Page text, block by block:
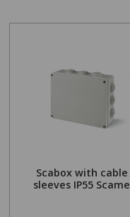
Scabox with cable
sleeves IP55 Scame